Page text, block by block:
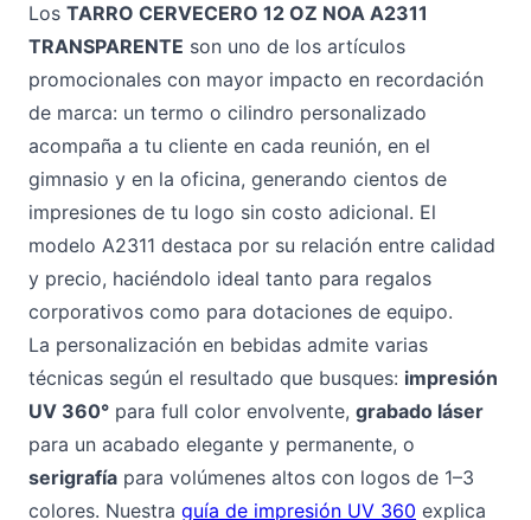
Los TARRO CERVECERO 12 OZ NOA A2311
TRANSPARENTE son uno de los artículos
promocionales con mayor impacto en recordación
de marca: un termo o cilindro personalizado
acompaña a tu cliente en cada reunión, en el
gimnasio y en la oficina, generando cientos de
impresiones de tu logo sin costo adicional. El
modelo A2311 destaca por su relación entre calidad
y precio, haciéndolo ideal tanto para regalos
corporativos como para dotaciones de equipo.
La personalización en bebidas admite varias
técnicas según el resultado que busques: impresión
UV 360° para full color envolvente, grabado láser
para un acabado elegante y permanente, o
serigrafía para volúmenes altos con logos de 1–3
colores. Nuestra guía de impresión UV 360 explica